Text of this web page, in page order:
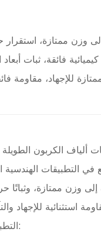
وزن ممتازة، استقرار
فائقة، ثبات أبعاد
للإجهاد، مقاومة
ألياف الكربون
وزن ممتازة، وثباتًا
استثنائية للإجهاد
التطبيق الرئيسية ما يلي: